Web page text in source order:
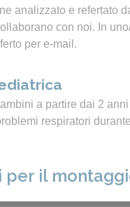
analizzato e refertato
con noi. In
per e-mail.
a partire dai 2
respiratori
per il